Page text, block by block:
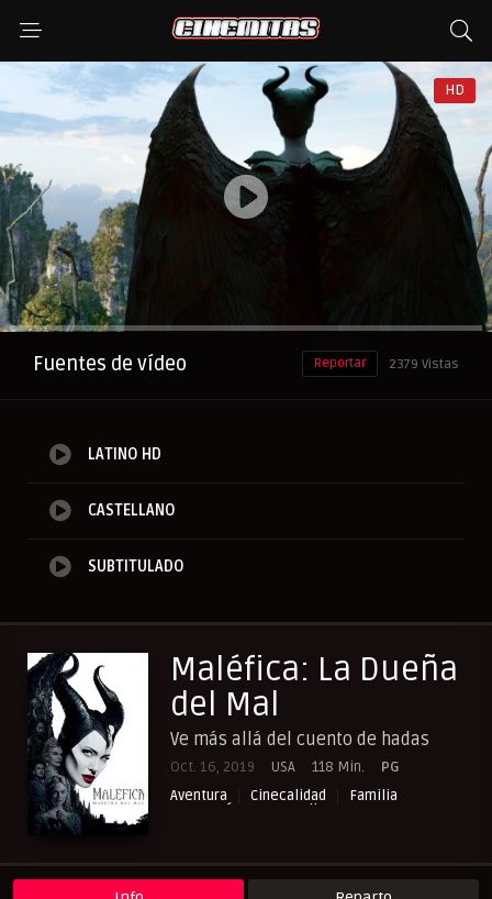
HD
Anuncio
Fuentes de vídeo 2379 Vistas
Reportar
LATINO HD
CASTELLANO
SUBTITULADO
Maléfica: La Dueña
del Mal
Ve más allá del cuento de hadas
Oct. 16, 2019 USA 118 Min.
PG
Aventura
Cinecalidad
Familia
Fantasía
NewPelis org
Pelishouse
Pelismart
RepelisHD.TV
UltraPelisHD